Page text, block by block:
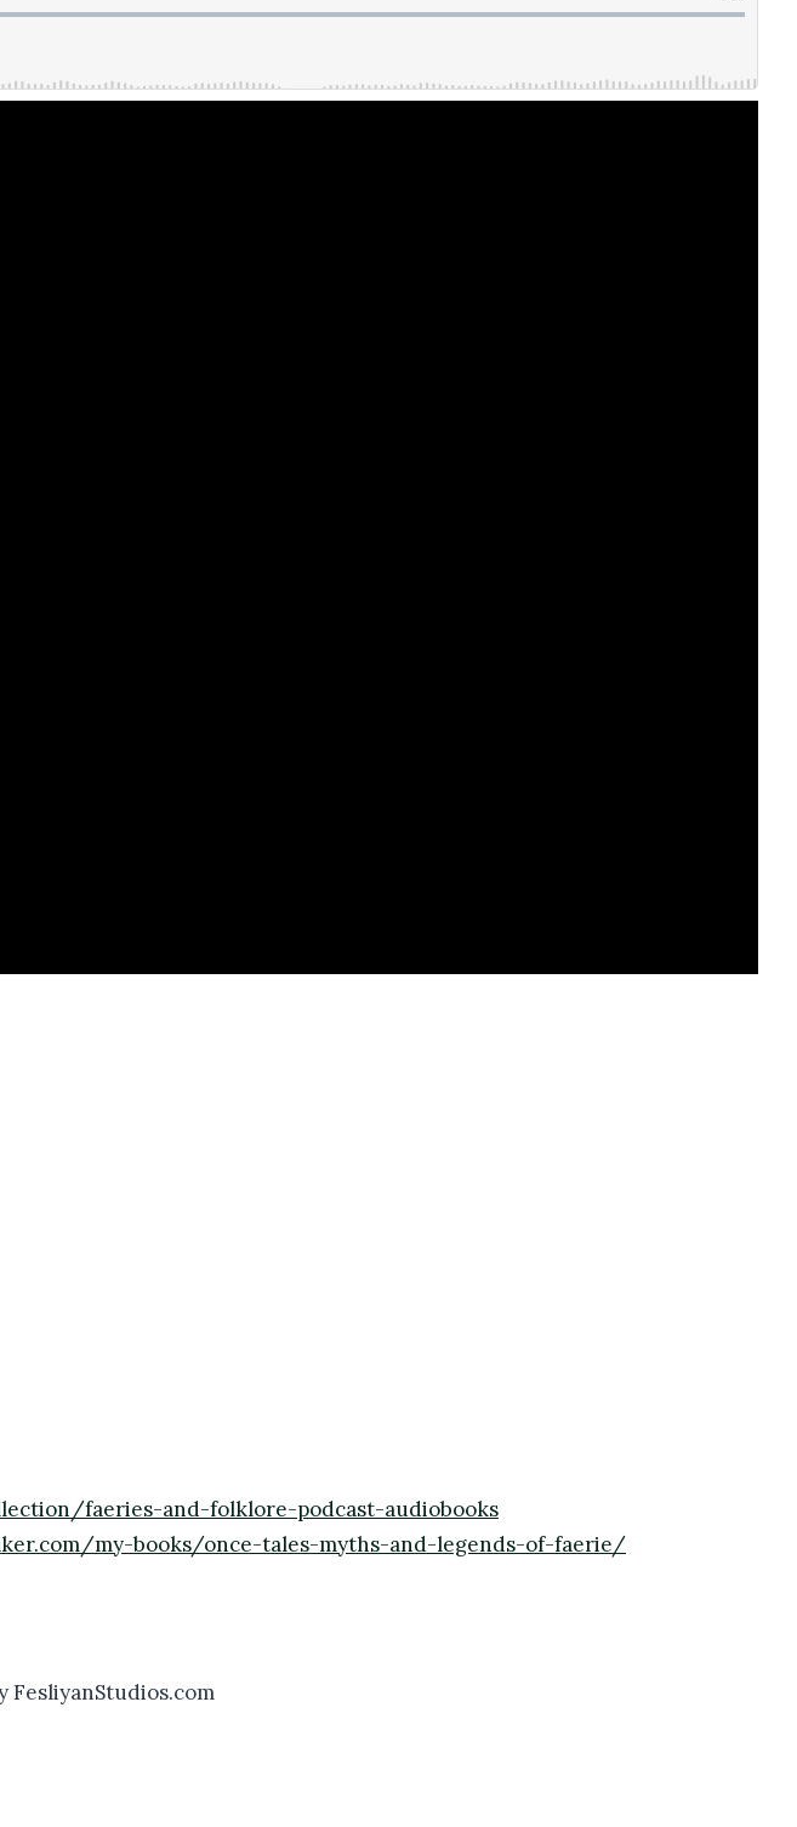
faeries-and-folklore-podcast-audiobooks
my-books/once-tales-myths-and-legends-of-faerie/
FesliyanStudios.com